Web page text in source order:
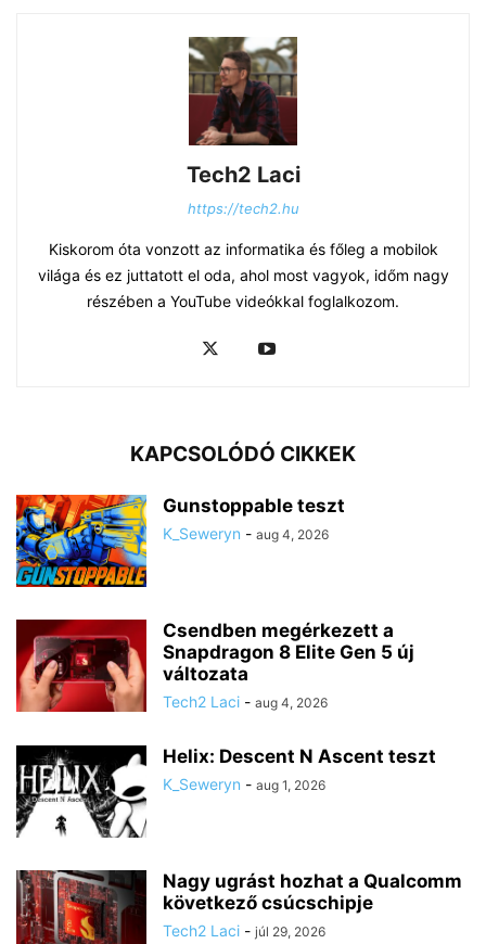
Tech2 Laci
https://tech2.hu
Kiskorom óta vonzott az informatika és főleg a mobilok
világa és ez juttatott el oda, ahol most vagyok, időm nagy
részében a YouTube videókkal foglalkozom.
KAPCSOLÓDÓ CIKKEK
Gunstoppable teszt
K_Seweryn - aug 4, 2026
Csendben megérkezett a
Snapdragon 8 Elite Gen 5 új
változata
Tech2 Laci - aug 4, 2026
Helix: Descent N Ascent teszt
K_Seweryn - aug 1, 2026
Nagy ugrást hozhat a Qualcomm
következő csúcschipje
Tech2 Laci - júl 29, 2026